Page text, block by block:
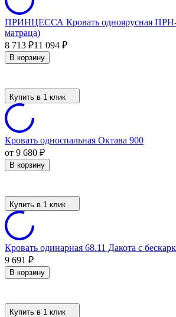
ПРИНЦЕССА Кровать одноярусная ПРН-
матраца)
8 713 ₽11 094 ₽
В корзину
Купить в 1 клик
Кровать односпальная Октава 900
от 9 680 ₽
В корзину
Купить в 1 клик
Кровать одинарная 68.11 Дакота с
9 691 ₽
В корзину
Купить в 1 клик